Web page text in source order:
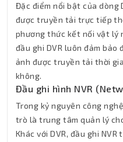
Đặc điểm nổi bật của dòng
được truyền tải trực tiếp
phương thức kết nối vật lý
đầu ghi DVR luôn đảm bảo
ảnh được truyền tải thời
không.
Đầu ghi hình NVR
Trong kỷ nguyên công
trò là trung tâm quản lý
Khác với DVR, đầu ghi